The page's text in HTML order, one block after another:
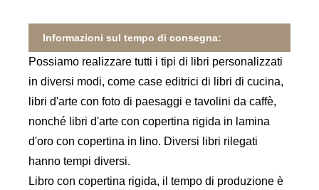
Informazioni sul tempo di consegna:
Possiamo realizzare tutti i tipi di libri personalizzati
in diversi modi, come case editrici di libri di cucina,
libri d'arte con foto di paesaggi e tavolini da caffè,
nonché libri d'arte con copertina rigida in lamina
d'oro con copertina in lino. Diversi libri rilegati
hanno tempi diversi.
Libro con copertina rigida, il tempo di produzione è